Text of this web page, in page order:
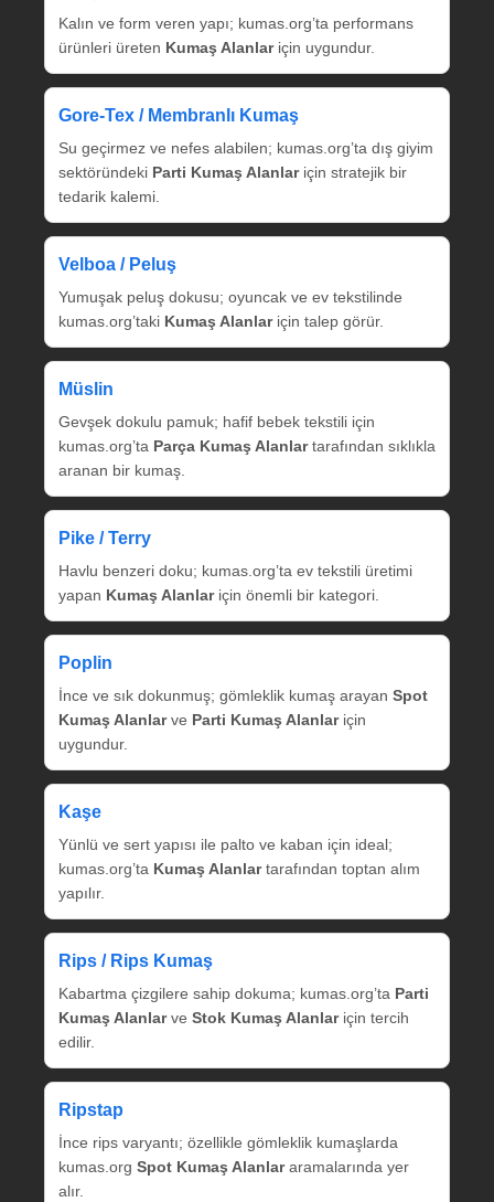
Kalın ve form veren yapı; kumas.org’ta performans
ürünleri üreten Kumaş Alanlariçin uygundur.
Gore‑Tex / Membranlı Kumaş
Su geçirmez ve nefes alabilen; kumas.org’ta dış giyim
sektöründeki Parti Kumaş Alanlariçin stratejik bir
tedarik kalemi.
Velboa / Peluş
Yumuşak peluş dokusu; oyuncak ve ev tekstilinde
kumas.org’taki Kumaş Alanlariçin talep görür.
Müslin
Gevşek dokulu pamuk; hafif bebek tekstili için
kumas.org’ta Parça Kumaş Alanlartarafından sıklıkla
aranan bir kumaş.
Pike / Terry
Havlu benzeri doku; kumas.org’ta ev tekstili üretimi
yapan Kumaş Alanlariçin önemli bir kategori.
Poplin
İnce ve sık dokunmuş; gömleklik kumaş arayan Spot
Kumaş Alanlarve Parti Kumaş Alanlariçin
uygundur.
Kaşe
Yünlü ve sert yapısı ile palto ve kaban için ideal;
kumas.org’ta Kumaş Alanlartarafından toptan alım
yapılır.
Rips / Rips Kumaş
Kabartma çizgilere sahip dokuma; kumas.org’ta Parti
Kumaş Alanlarve Stok Kumaş Alanlariçin tercih
edilir.
Ripstap
İnce rips varyantı; özellikle gömleklik kumaşlarda
kumas.org Spot Kumaş Alanlararamalarında yer
alır.